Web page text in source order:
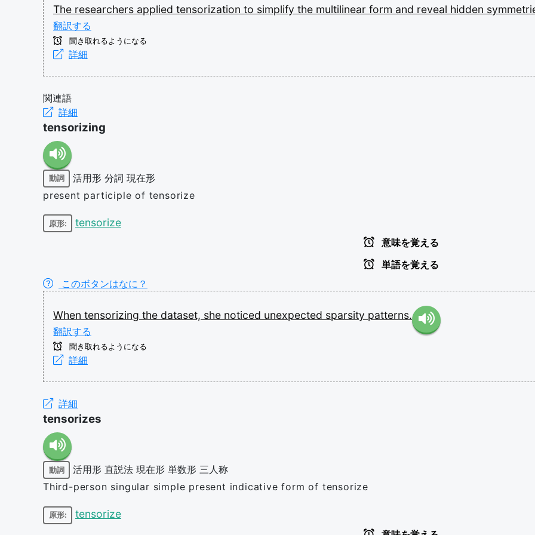
The researchers applied tensorization to simplify the multilinear form and reveal hidden
翻訳する
聞き取れるようになる
詳細
関連語
詳細
tensorizing
動詞 活用形 分詞 現在形
present participle of tensorize
原形: tensorize
意味を覚える
単語を覚える
このボタンはなに？
When tensorizing the dataset, she noticed unexpected sparsity patterns.
翻訳する
聞き取れるようになる
詳細
詳細
tensorizes
動詞 活用形 直説法 現在形 単数形 三人称
Third-person singular simple present indicative form of tensorize
原形: tensorize